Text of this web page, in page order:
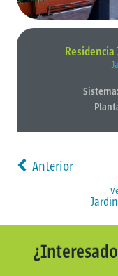
Sistema:
Anterior